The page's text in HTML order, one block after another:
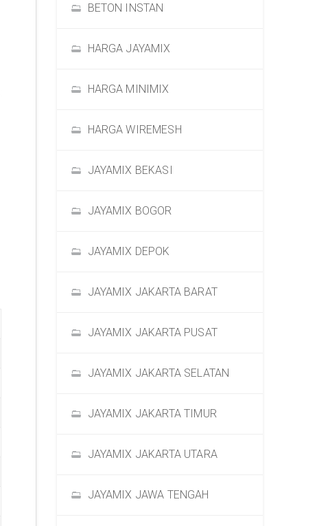
BETON INSTAN
HARGA JAYAMIX
HARGA MINIMIX
HARGA WIREMESH
JAYAMIX BEKASI
JAYAMIX BOGOR
JAYAMIX DEPOK
JAYAMIX JAKARTA BARAT
JAYAMIX JAKARTA PUSAT
JAYAMIX JAKARTA SELATAN
JAYAMIX JAKARTA TIMUR
JAYAMIX JAKARTA UTARA
JAYAMIX JAWA TENGAH